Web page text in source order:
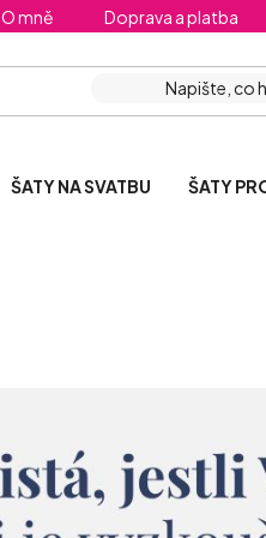
O mně Doprava a platba
ŠATY NA SVATBU ŠATY